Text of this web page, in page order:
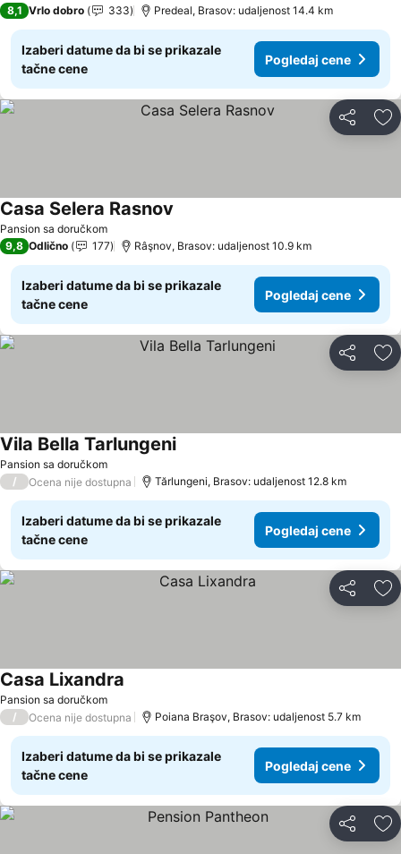
8,1 Vrlo dobro 333 Predeal, Brasov: udaljenost 14.4 km
Izaberi datume da bi se prikazale
tačne cene
Pogledaj cene
Deli
Pansion sa doručkom
Casa Selera Rasnov
9,8 Odlično 177 Râşnov, Brasov: udaljenost 10.9 km
Izaberi datume da bi se prikazale
tačne cene
Pogledaj cene
Deli
Pansion sa doručkom
Vila Bella Tarlungeni
/ Ocena nije dostupna Tărlungeni, Brasov: udaljenost 12.8 km
Izaberi datume da bi se prikazale
tačne cene
Pogledaj cene
Deli
Pansion sa doručkom
Casa Lixandra
/ Ocena nije dostupna Poiana Braşov, Brasov: udaljenost 5.7 km
Izaberi datume da bi se prikazale
tačne cene
Pogledaj cene
Deli